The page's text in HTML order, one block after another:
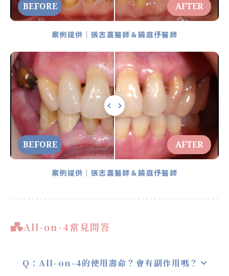
BEFORE AFTER
案例提供｜張志嘉醫師＆饒庭伃醫師
BEFORE AFTER
案例提供｜張志嘉醫師＆饒庭伃醫師
All-on-4常見問答
Q：All-on-4的使用壽命？會有副作用嗎？